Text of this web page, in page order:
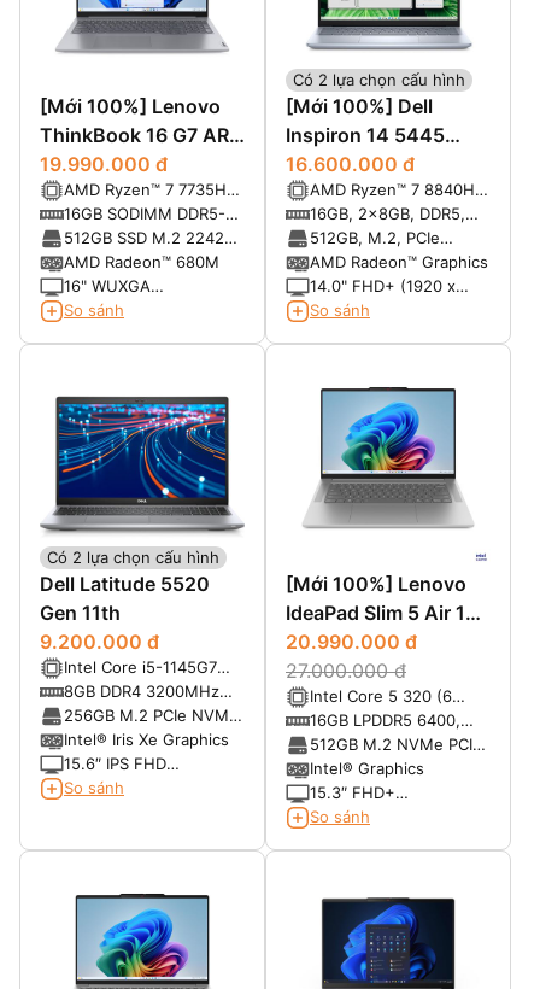
[Mới 100%] Lenovo
ThinkBook 16 G7 ARP
(9QSA) (AMD Ryzen 7
7735HS, RAM 16GB,
SSD 512GB, 16"
WUXGA)
19.990.000 đ
AMD Ryzen™ 7 7735HS
(8C / 16T, 3.2 /
4.75GHz, 4MB L2 /
16MB L3)
16GB SODIMM DDR5-
4800 Up to 64GB
512GB SSD M.2 2242
PCIe 4.0x4 NVMe
AMD Radeon™ 680M
16" WUXGA
(1920x1200) IPS
So sánh
Có 2 lựa chọn cấu hình
[Mới 100%] Dell
Inspiron 14 5445
(2024)
16.600.000 đ
AMD Ryzen™ 7 8840HS
8-core/16-thread
Processor with
Radeon™ Graphics
16GB, 2x8GB, DDR5,
5600 MT/s
512GB, M.2, PCIe
NVMe, SSD
AMD Radeon™ Graphics
14.0" FHD+ (1920 x
1280), 300 nits, 100%
So sánh
Có 2 lựa chọn cấu hình
Dell Latitude 5520
Gen 11th
9.200.000 đ
Intel Core i5-1145G7
(2.60GHz up to
4.40GHz, 8MB Cache)
8GB DDR4 3200MHz
(1x8GB)
256GB M.2 PCIe NVMe
SSD
Intel® Iris Xe Graphics
15.6″ IPS FHD
(1920×1080) Non-
So sánh
[Mới 100%] Lenovo
IdeaPad Slim 5 Air 15
2026 (Xiaoxin Air 15)
20.990.000 đ
27.000.000 đ
Intel Core 5 320 (6
nhân 6 luồng, có thể
đạt tới 4.6GHz với
turbo boost, 6MB
Cache)
16GB LPDDR5 6400,
không hỗ trợ nâng cấp
512GB M.2 NVMe PCIe
SSD
Intel® Graphics
15.3″ FHD+
(1920x1200) IPS, màn
400nits, tỷ lệ khung
hình 16:10, 100% srgb,
màn giảm ánh sáng
xanh bảo vệ mắt TUV
So sánh